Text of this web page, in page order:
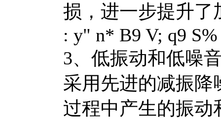
损，进一步提升了
: y" n* B9 V; q9
3、低振动和低噪
采用先进的减振降
过程中产生的振动